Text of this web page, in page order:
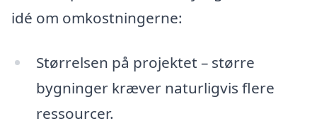
idé om omkostningerne:
Størrelsen på projektet – større
bygninger kræver naturligvis flere
ressourcer.